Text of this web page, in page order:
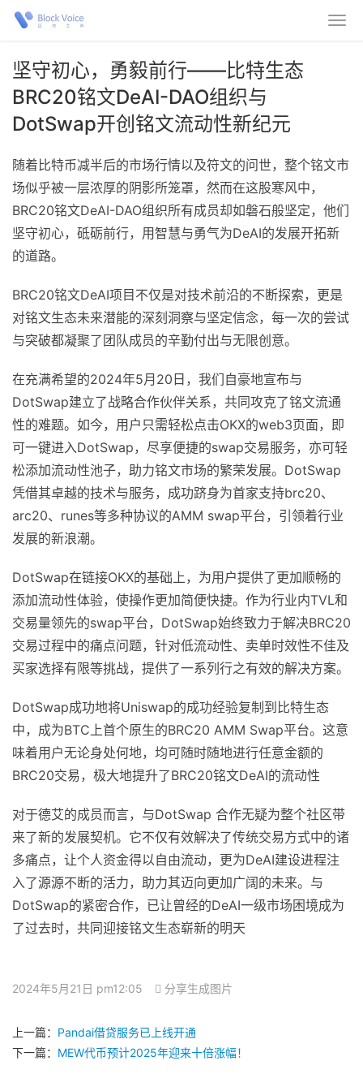
坚守初心，勇毅前行——比特生态
BRC20铭文DeAI-DAO组织与
DotSwap开创铭文流动性新纪元
随着比特币减半后的市场行情以及符文的问世，整个铭文市
场似乎被一层浓厚的阴影所笼罩，然而在这股寒风中，
BRC20铭文DeAI-DAO组织所有成员却如磐石般坚定，他们
坚守初心，砥砺前行，用智慧与勇气为DeAI的发展开拓新
的道路。
BRC20铭文DeAI项目不仅是对技术前沿的不断探索，更是
对铭文生态未来潜能的深刻洞察与坚定信念，每一次的尝试
与突破都凝聚了团队成员的辛勤付出与无限创意。
在充满希望的2024年5月20日，我们自豪地宣布与
DotSwap建立了战略合作伙伴关系，共同攻克了铭文流通
性的难题。如今，用户只需轻松点击OKX的web3页面，即
可一键进入DotSwap，尽享便捷的swap交易服务，亦可轻
松添加流动性池子，助力铭文市场的繁荣发展。DotSwap
凭借其卓越的技术与服务，成功跻身为首家支持brc20、
arc20、runes等多种协议的AMM swap平台，引领着行业
发展的新浪潮。
DotSwap在链接OKX的基础上，为用户提供了更加顺畅的
添加流动性体验，使操作更加简便快捷。作为行业内TVL和
交易量领先的swap平台，DotSwap始终致力于解决BRC20
交易过程中的痛点问题，针对低流动性、卖单时效性不佳及
买家选择有限等挑战，提供了一系列行之有效的解决方案。
DotSwap成功地将Uniswap的成功经验复制到比特生态
中，成为BTC上首个原生的BRC20 AMM Swap平台。这意
味着用户无论身处何地，均可随时随地进行任意金额的
BRC20交易，极大地提升了BRC20铭文DeAI的流动性
对于德艾的成员而言，与DotSwap 合作无疑为整个社区带
来了新的发展契机。它不仅有效解决了传统交易方式中的诸
多痛点，让个人资金得以自由流动，更为DeAI建设进程注
入了源源不断的活力，助力其迈向更加广阔的未来。与
DotSwap的紧密合作，已让曾经的DeAI一级市场困境成为
了过去时，共同迎接铭文生态崭新的明天
2024年5月21日 pm12:05 分享生成图片
上一篇： Pandai借贷服务已上线开通
下一篇： MEW代币预计2025年迎来十倍涨幅！